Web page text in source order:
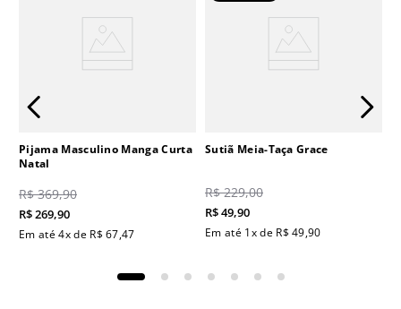
Pijama Masculino Manga Curta
Natal
R$ 369,90
R$269,90
Em até4x de R$ 67,47
Sutiã Meia-Taça Grace
R$ 229,00
R$49,90
Em até 1x de R$ 49,90